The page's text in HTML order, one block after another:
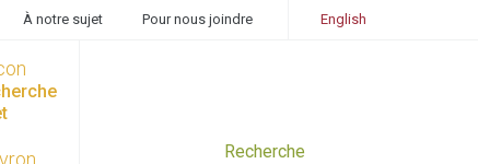
À notre sujet Pour nous joindre English